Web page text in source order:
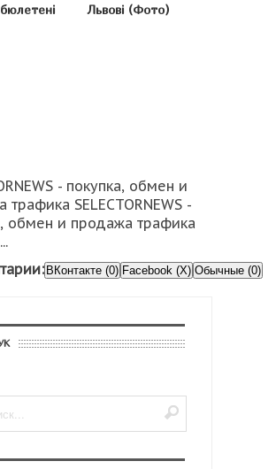
Львові (Фото)
- покупка, обмен и
трафика SELECTORNEWS -
обмен и продажа трафика
ВКонтакте (0) Facebook (X) Обычные (0)